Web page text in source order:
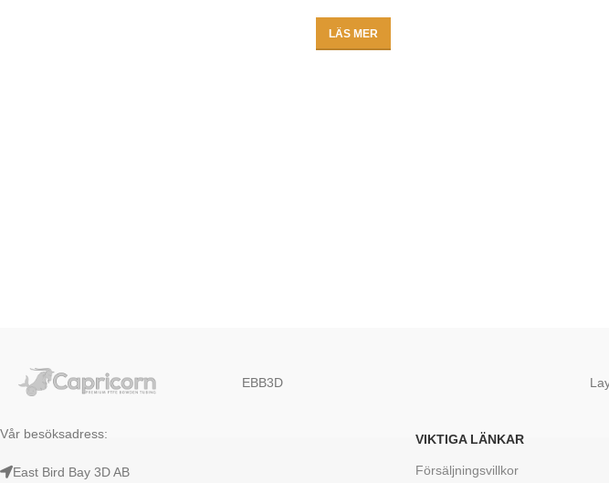
LÄS MER
EBB3D
Vår besöksadress:
East Bird Bay 3D AB
VIKTIGA LÄNKAR
Försäljningsvillkor